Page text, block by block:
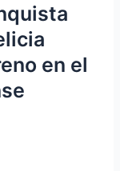
en el